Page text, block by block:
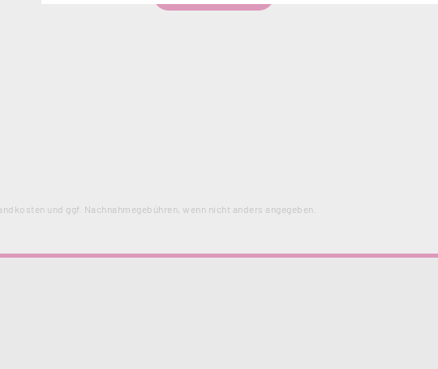
und ggf. Nachnahmegebühren, wenn nicht anders angegeben.